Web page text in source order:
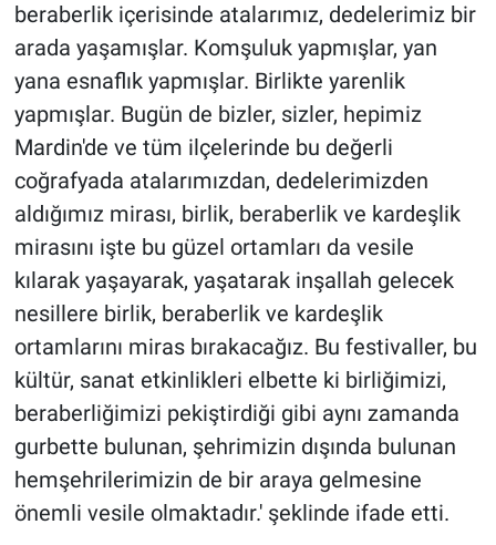
beraberlik içerisinde atalarımız, dedelerimiz bir
arada yaşamışlar. Komşuluk yapmışlar, yan
yana esnaflık yapmışlar. Birlikte yarenlik
yapmışlar. Bugün de bizler, sizler, hepimiz
Mardin'de ve tüm ilçelerinde bu değerli
coğrafyada atalarımızdan, dedelerimizden
aldığımız mirası, birlik, beraberlik ve kardeşlik
mirasını işte bu güzel ortamları da vesile
kılarak yaşayarak, yaşatarak inşallah gelecek
nesillere birlik, beraberlik ve kardeşlik
ortamlarını miras bırakacağız. Bu festivaller, bu
kültür, sanat etkinlikleri elbette ki birliğimizi,
beraberliğimizi pekiştirdiği gibi aynı zamanda
gurbette bulunan, şehrimizin dışında bulunan
hemşehrilerimizin de bir araya gelmesine
önemli vesile olmaktadır.' şeklinde ifade etti.